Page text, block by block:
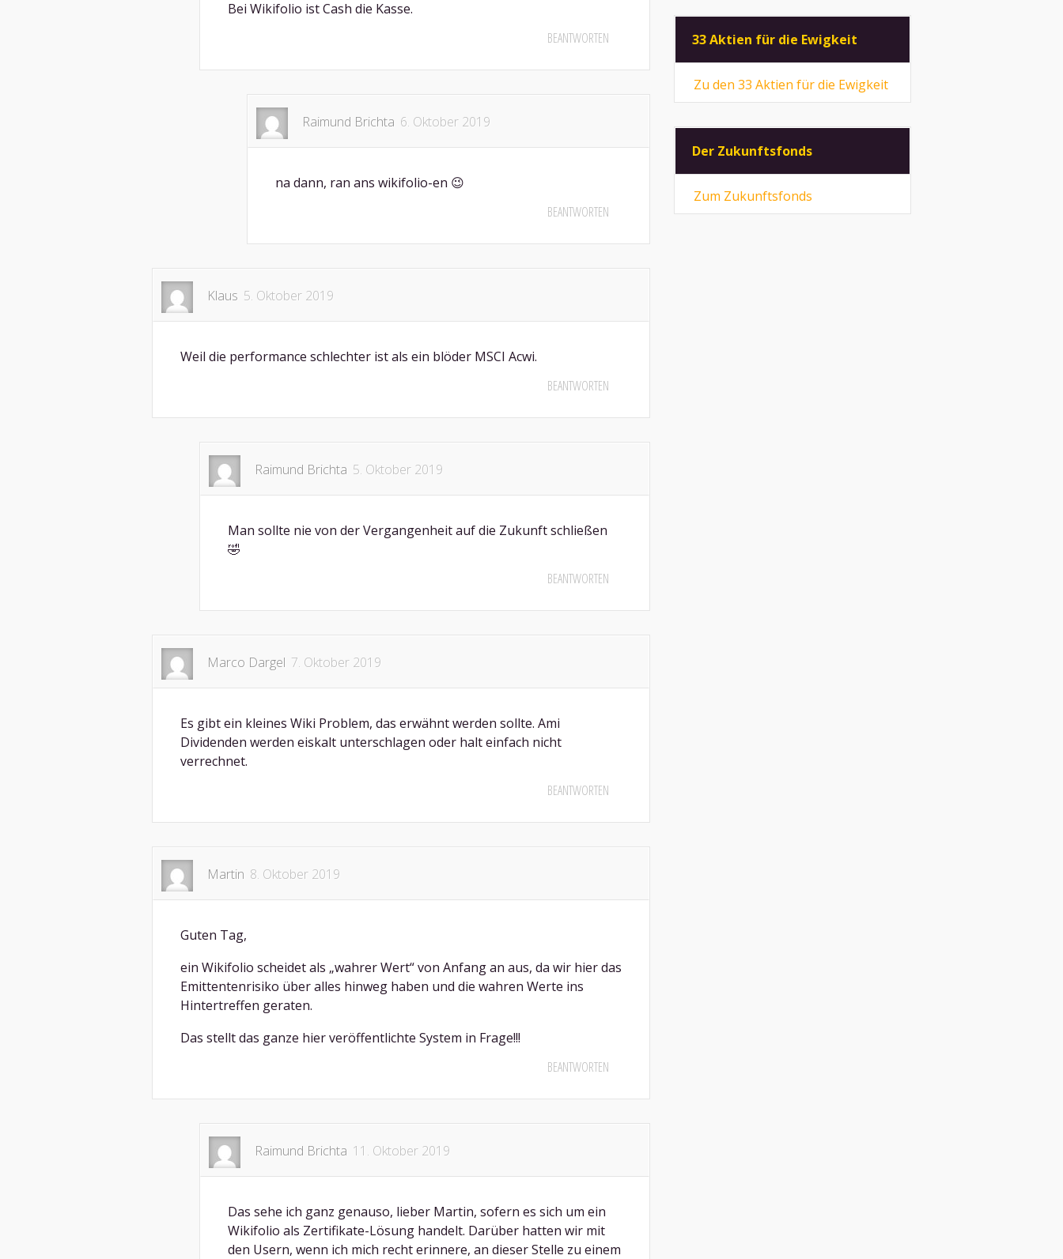
Bei Wikifolio ist Cash die Kasse.
BEANTWORTEN
Raimund Brichta 6. Oktober 2019
na dann, ran ans wikifolio-en 😉
BEANTWORTEN
Klaus 5. Oktober 2019
Weil die performance schlechter ist als ein blöder MSCI Acwi.
BEANTWORTEN
Raimund Brichta 5. Oktober 2019
Man sollte nie von der Vergangenheit auf die Zukunft schließen
🤣
BEANTWORTEN
Marco Dargel 7. Oktober 2019
Es gibt ein kleines Wiki Problem, das erwähnt werden sollte. Ami
Dividenden werden eiskalt unterschlagen oder halt einfach nicht
verrechnet.
BEANTWORTEN
Martin 8. Oktober 2019
Guten Tag,
ein Wikifolio scheidet als „wahrer Wert“ von Anfang an aus, da wir hier das
Emittentenrisiko über alles hinweg haben und die wahren Werte ins
Hintertreffen geraten.
Das stellt das ganze hier veröffentlichte System in Frage!!!
BEANTWORTEN
Raimund Brichta 11. Oktober 2019
Das sehe ich ganz genauso, lieber Martin, sofern es sich um ein
Wikifolio als Zertifikate-Lösung handelt. Darüber hatten wir mit
den Usern, wenn ich mich recht erinnere, an dieser Stelle zu einem
33 Aktien für die Ewigkeit
Zu den 33 Aktien für die Ewigkeit
Der Zukunftsfonds
Zum Zukunftsfonds